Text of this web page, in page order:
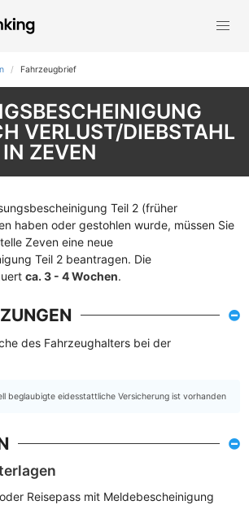
Fahrzeugbrief
VERLUST/DIEBSTAHL
ZEVEN
Teil 2 (früher
haben oder gestohlen wurde, müssen Sie
Zeven eine neue
Teil 2 beantragen. Die
ca. 3 - 4 Wochen.
des Fahrzeughalters bei der
beglaubigte eidesstattliche Versicherung ist vorhanden
Reisepass mit Meldebescheinigung